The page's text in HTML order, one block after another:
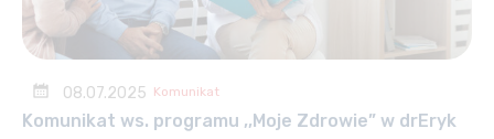
08.07.2025 Komunikat
Komunikat ws. programu ,,Moje Zdrowie” w drEryk